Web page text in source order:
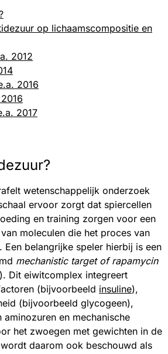
op lichaamscompositie en
2012
2016
2017
wetenschappelijk onderzoek
ervoor zorgt dat spiercellen
en training zorgen voor een
moleculen die het proces van
Een belangrijke speler hierbij is een
mechanistic target of rapamycin
Dit eiwitcomplex integreert
(bijvoorbeeld insuline),
(bijvoorbeeld glycogeen),
en mechanische
het zwoegen met gewichten in de
daarom ook beschouwd als